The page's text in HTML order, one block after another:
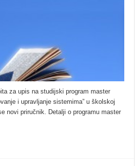
za upis na studijski program master
i upravljanje sistemima” u školskoj
novi priručnik. Detalji o programu master